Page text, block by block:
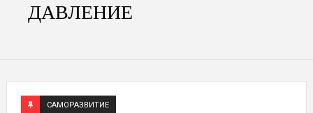
ДАВЛЕНИЕ
САМОРАЗВИТИЕ